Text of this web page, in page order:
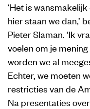
‘Het is
hier staan we dan,’
Pieter Slaman. ‘Ik
voelen om je
worden we al
Echter, we moeten
restricties van de
Na presentaties